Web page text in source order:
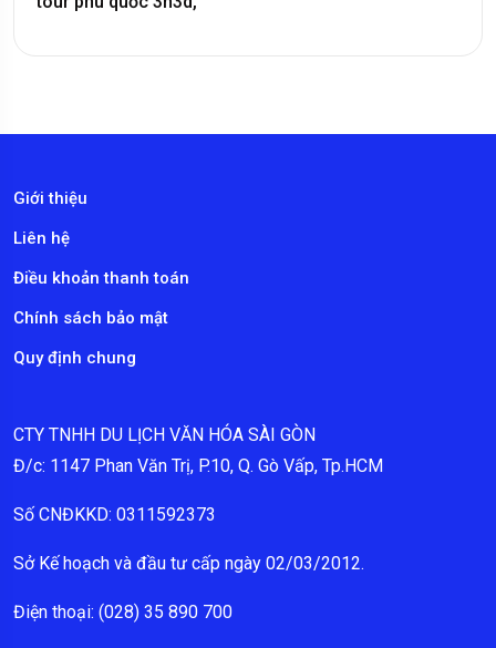
Giới thiệu
Liên hệ
Điều khoản thanh toán
Chính sách bảo mật
Quy định chung
CTY TNHH DU LỊCH VĂN HÓA SÀI GÒN
Đ/c: 1147 Phan Văn Trị, P.10, Q. Gò Vấp, Tp.HCM
Số CNĐKKD: 0311592373
Sở Kế hoạch và đầu tư cấp ngày 02/03/2012.
Điện thoại: (028) 35 890 700